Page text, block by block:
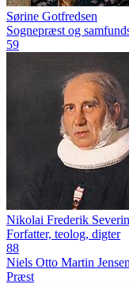
Sørine Gotfredsen
Sognepræst og
59
Nikolai Frederik
Forfatter, teolog, digter
88
Niels Otto Martin Jensen
Præst